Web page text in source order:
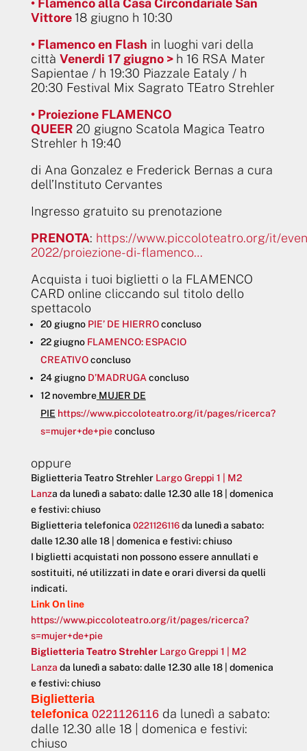
Vittore 18 giugno h 10:30
• Flamenco en Flash in luoghi vari della
città Venerdi 17 giugno > h 16 RSA Mater
Sapientae / h 19:30 Piazzale Eataly / h
20:30 Festival Mix Sagrato TEatro Strehler
• Proiezione FLAMENCO
QUEER 20 giugno Scatola Magica Teatro
Strehler h 19:40
di Ana Gonzalez e Frederick Bernas a cura
dell’Instituto Cervantes
Ingresso gratuito su prenotazione
PRENOTA: https://www.piccoloteatro.org/it/
2022/proiezione-di-flamenco…
Acquista i tuoi biglietti o la FLAMENCO
CARD online cliccando sul titolo dello
spettacolo
20 giugno PIE’ DE HIERROconcluso
22 giugno FLAMENCO: ESPACIO
CREATIVOconcluso
24 giugno D’MADRUGA concluso
12 novembreMUJER DE
PIE https://www.piccoloteatro.org/it/pages/ricerca?
s=mujer+de+pieconcluso
oppure
Biglietteria Teatro Strehler Largo Greppi 1 | M2
Lanza da lunedì a sabato: dalle 12.30 alle 18 | domenica
e festivi: chiuso
Biglietteria telefonica 0221126116 da lunedì a sabato:
dalle 12.30 alle 18 | domenica e festivi: chiuso
I biglietti acquistati non possono essere annullati e
sostituiti, né utilizzati in date e orari diversi da quelli
indicati.
Link On line
https://www.piccoloteatro.org/it/pages/ricerca?
s=mujer+de+pie
Biglietteria Teatro Strehler Largo Greppi 1 | M2
Lanza da lunedì a sabato: dalle 12.30 alle 18 | domenica
e festivi: chiuso
Biglietteria
telefonica 0221126116 da lunedì a sabato:
dalle 12.30 alle 18 | domenica e festivi:
chiuso